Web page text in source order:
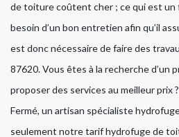
de toiture coûtent cher ; ce qui est un
besoin d’un bon entretien afin qu’il
est donc nécessaire de faire des
87620. Vous êtes à la recherche d’un
proposer des services au meilleur prix
Fermé, un artisan spécialiste
seulement notre tarif hydrofuge de